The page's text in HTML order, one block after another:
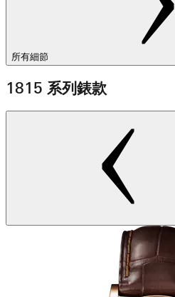
所有細節
1815 系列錶款